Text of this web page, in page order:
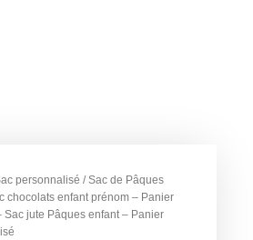
personnalisé / Sac de Pâques
chocolats enfant prénom – Panier
jute Pâques enfant – Panier